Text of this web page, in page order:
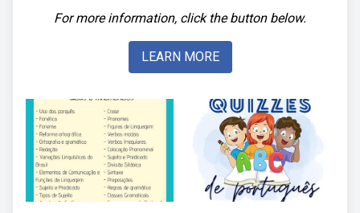
For more information, click the button below.
LEARN MORE